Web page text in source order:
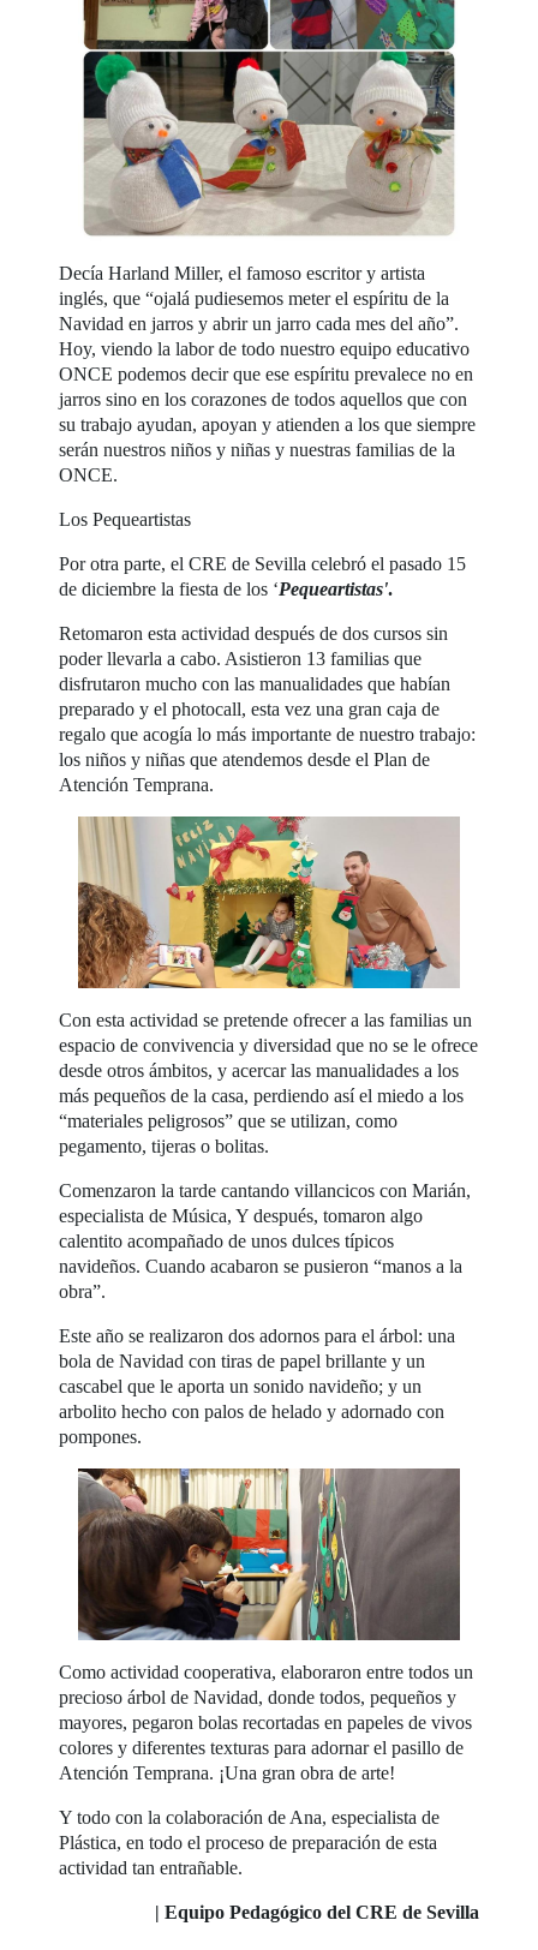
Decía Harland Miller, el famoso escritor y artista
inglés, que “ojalá pudiesemos meter el espíritu de la
Navidad en jarros y abrir un jarro cada mes del año”.
Hoy, viendo la labor de todo nuestro equipo educativo
ONCE podemos decir que ese espíritu prevalece no en
jarros sino en los corazones de todos aquellos que con
su trabajo ayudan, apoyan y atienden a los que siempre
serán nuestros niños y niñas y nuestras familias de la
ONCE.
Los Pequeartistas
Por otra parte, el CRE de Sevilla celebró el pasado 15
de diciembre la fiesta de los ‘Pequeartistas'.
Retomaron esta actividad después de dos cursos sin
poder llevarla a cabo. Asistieron 13 familias que
disfrutaron mucho con las manualidades que habían
preparado y el photocall, esta vez una gran caja de
regalo que acogía lo más importante de nuestro trabajo:
los niños y niñas que atendemos desde el Plan de
Atención Temprana.
Con esta actividad se pretende ofrecer a las familias un
espacio de convivencia y diversidad que no se le ofrece
desde otros ámbitos, y acercar las manualidades a los
más pequeños de la casa, perdiendo así el miedo a los
“materiales peligrosos” que se utilizan, como
pegamento, tijeras o bolitas.
Comenzaron la tarde cantando villancicos con Marián,
especialista de Música, Y después, tomaron algo
calentito acompañado de unos dulces típicos
navideños. Cuando acabaron se pusieron “manos a la
obra”.
Este año se realizaron dos adornos para el árbol: una
bola de Navidad con tiras de papel brillante y un
cascabel que le aporta un sonido navideño; y un
arbolito hecho con palos de helado y adornado con
pompones.
Como actividad cooperativa, elaboraron entre todos un
precioso árbol de Navidad, donde todos, pequeños y
mayores, pegaron bolas recortadas en papeles de vivos
colores y diferentes texturas para adornar el pasillo de
Atención Temprana. ¡Una gran obra de arte!
Y todo con la colaboración de Ana, especialista de
Plástica, en todo el proceso de preparación de esta
actividad tan entrañable.
| Equipo Pedagógico del CRE de Sevilla